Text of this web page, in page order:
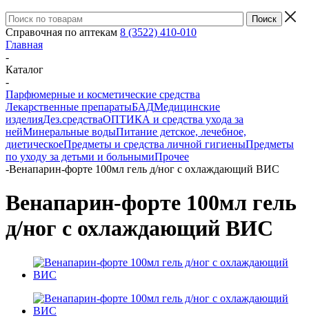
Справочная по аптекам 8 (3522) 410-010
Главная
-
Каталог
-
Парфюмерные и косметические средства
Лекарственные препаратыБАДМедицинские
изделияДез.средстваОПТИКА и средства ухода за
нейМинеральные водыПитание детское, лечебное,
диетическоеПредметы и средства личной гигиеныПредметы
по уходу за детьми и больнымиПрочее
-Венапарин-форте 100мл гель д/ног с охлаждающий ВИС
Венапарин-форте 100мл гель
д/ног с охлаждающий ВИС